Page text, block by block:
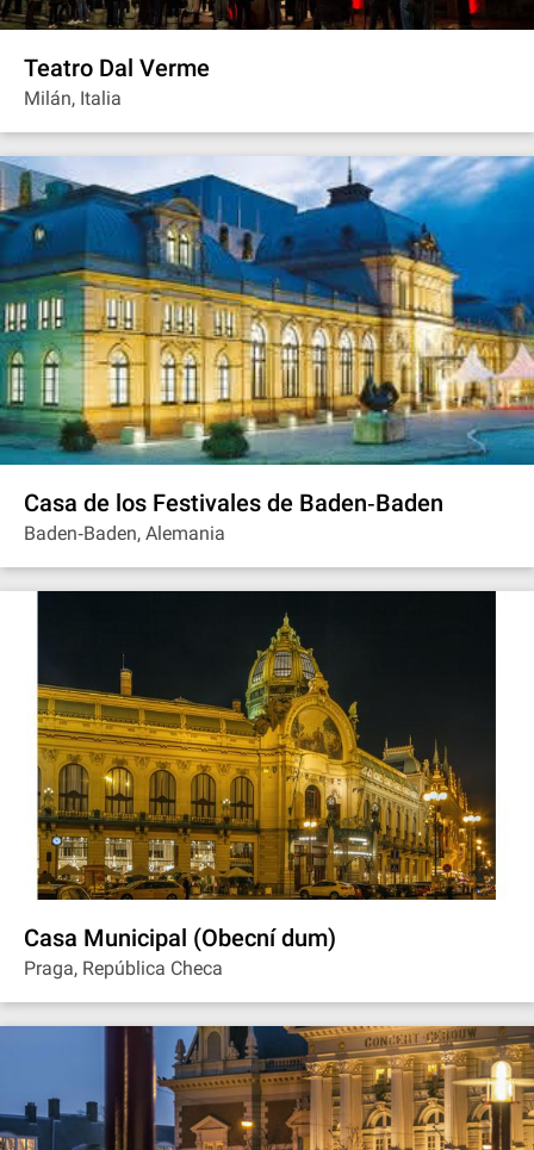
Teatro Dal Verme
Milán, Italia
Casa de los Festivales de Baden‐Baden
Baden‐Baden, Alemania
Casa Municipal (Obecní dum)
Praga, República Checa